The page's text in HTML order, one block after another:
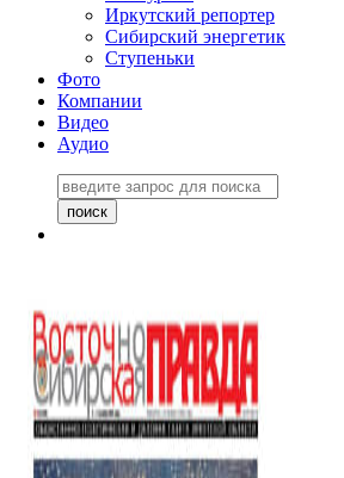
Иркутский репортер
Сибирский энергетик
Ступеньки
Фото
Компании
Видео
Аудио